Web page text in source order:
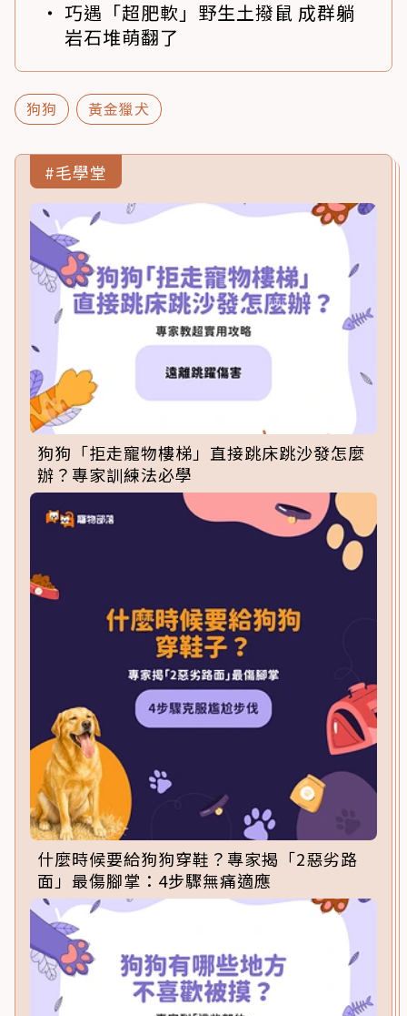
巧遇「超肥軟」野生土撥鼠 成群躺
岩石堆萌翻了
狗狗 黃金獵犬
#毛學堂
狗狗「拒走寵物樓梯」直接跳床跳沙發怎麼
辦？專家訓練法必學
什麼時候要給狗狗穿鞋？專家揭「2惡劣路
面」最傷腳掌：4步驟無痛適應